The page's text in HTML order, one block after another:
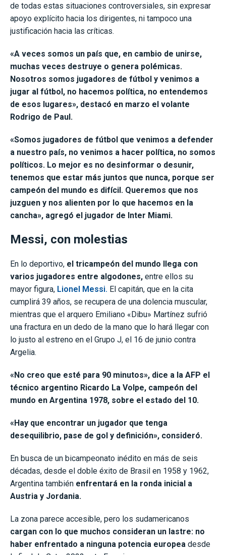
de todas estas situaciones controversiales, sin expresar
apoyo explícito hacia los dirigentes, ni tampoco una
justificación hacia las críticas.
«A veces somos un país que, en cambio de unirse,
muchas veces destruye o genera polémicas.
Nosotros somos jugadores de fútbol y venimos a
jugar al fútbol, no hacemos política, no entendemos
de esos lugares», destacó en marzo el volante
Rodrigo de Paul.
«Somos jugadores de fútbol que venimos a defender
a nuestro país, no venimos a hacer política, no somos
políticos. Lo mejor es no desinformar o desunir,
tenemos que estar más juntos que nunca, porque ser
campeón del mundo es difícil. Queremos que nos
juzguen y nos alienten por lo que hacemos en la
cancha», agregó el jugador de Inter Miami.
Messi, con molestias
En lo deportivo, el tricampeón del mundo llega con
varios jugadores entre algodones, entre ellos su
mayor figura, Lionel Messi. El capitán, que en la cita
cumplirá 39 años, se recupera de una dolencia muscular,
mientras que el arquero Emiliano «Dibu» Martínez sufrió
una fractura en un dedo de la mano que lo hará llegar con
lo justo al estreno en el Grupo J, el 16 de junio contra
Argelia.
«No creo que esté para 90 minutos», dice a la AFP el
técnico argentino Ricardo La Volpe, campeón del
mundo en Argentina 1978, sobre el estado del 10.
«Hay que encontrar un jugador que tenga
desequilibrio, pase de gol y definición», consideró.
En busca de un bicampeonato inédito en más de seis
décadas, desde el doble éxito de Brasil en 1958 y 1962,
Argentina también enfrentará en la ronda inicial a
Austria y Jordania.
La zona parece accesible, pero los sudamericanos
cargan con lo que muchos consideran un lastre: no
haber enfrentado a ninguna potencia europea desde